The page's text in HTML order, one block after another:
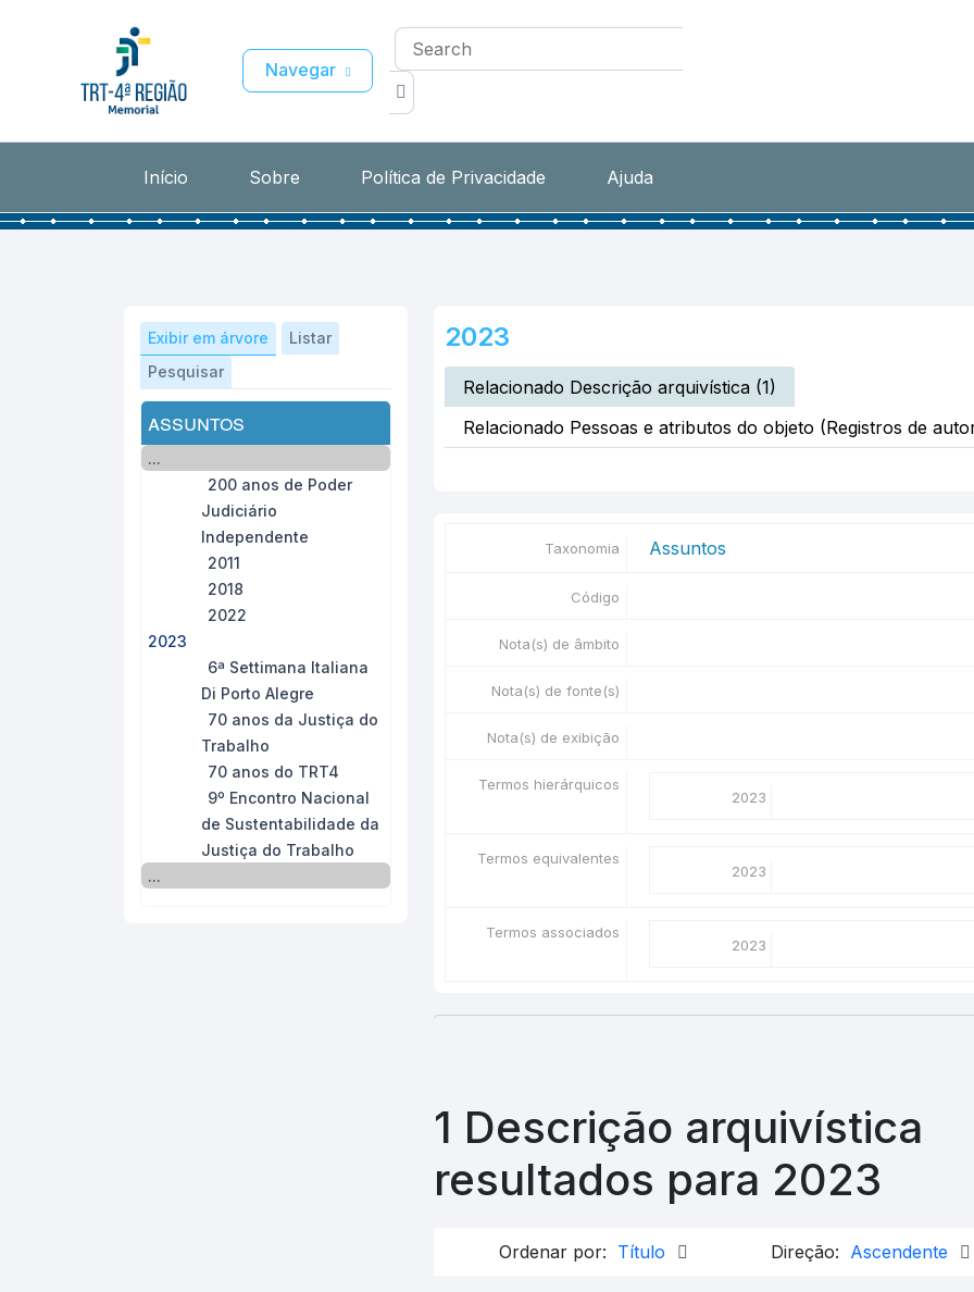
Navegar
Início Sobre Política de Privacidade Ajuda
Exibir em árvore
Listar
Pesquisar
assuntos
...
200 anos de Poder
Judiciário
Independente
2011
2018
2022
2023
6ª Settimana Italiana
Di Porto Alegre
70 anos da Justiça do
Trabalho
70 anos do TRT4
9º Encontro Nacional
de Sustentabilidade da
Justiça do Trabalho
...
2023
Relacionado Descrição arquivística (1)
Relacionado Pessoas e atributos do objeto (Registros de
Taxonomia Assuntos
Código
Nota(s) de âmbito
Nota(s) de fonte(s)
Nota(s) de exibição
Termos hierárquicos
2023
Termos equivalentes
2023
Termos associados
2023
1 Descrição arquivística
resultados para 2023
Ordenar por: Título Direção: Ascendente